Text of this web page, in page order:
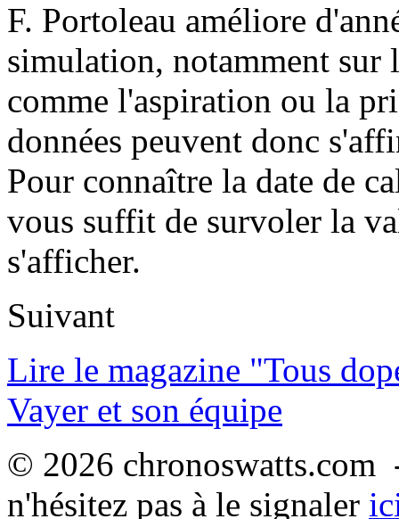
F. Portoleau améliore
simulation, notamment sur
comme l'aspiration ou la
données peuvent donc
Pour connaître la date de
vous suffit de survoler la
s'afficher.
Suivant
Lire le magazine "Tous
Vayer et son équipe
© 2026
n'hésitez pas à le signaler